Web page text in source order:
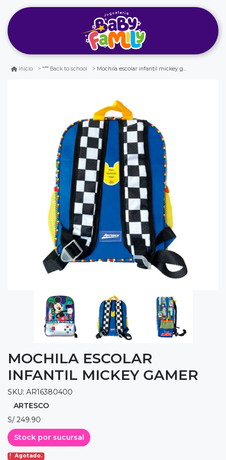
Inicio Back to school Mochila escolar infantil mickey gamer
MOCHILA ESCOLAR
INFANTIL MICKEY GAMER
SKU: AR16380400
ARTESCO
S/ 249.90
Stock por sucursal
Agotado.